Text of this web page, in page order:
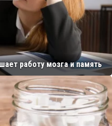
работу мозга и память